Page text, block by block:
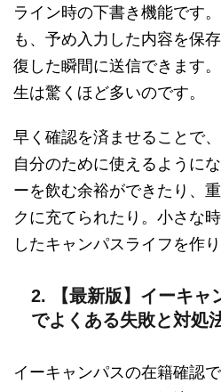
ライン時の下書き機能です
も、予め入力した内容を保
復した瞬間に送信できます
生は驚くほど多いのです。
早く確認を済ませることで
自分のために使えるように
ーを飲む余裕ができたり、
クに充てられたり。小さな
したキャンパスライフを作り
2. 【最新版】イーキャ
でよくある失敗と対処
イーキャンパスの在籍確認